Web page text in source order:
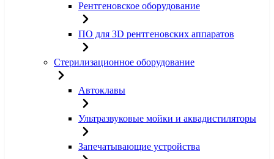
Рентгеновское оборудование
ПО для 3D рентгеновских аппаратов
Стерилизационное оборудование
Автоклавы
Ультразвуковые мойки и аквадистиляторы
Запечатывающие устройства